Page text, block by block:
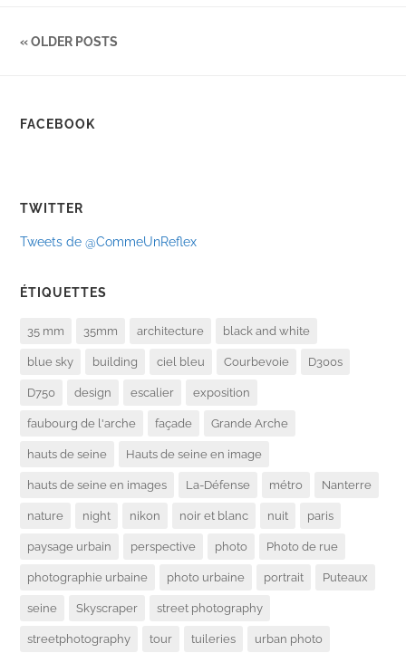
« OLDER POSTS
FACEBOOK
TWITTER
Tweets de @CommeUnReflex
ÉTIQUETTES
35 mm 35mm architecture black and white
blue sky building ciel bleu Courbevoie D300s
D750 design escalier exposition
faubourg de l'arche façade Grande Arche
hauts de seine Hauts de seine en image
hauts de seine en images La-Défense métro Nanterre
nature night nikon noir et blanc nuit paris
paysage urbain perspective photo Photo de rue
photographie urbaine photo urbaine portrait Puteaux
seine Skyscraper street photography
streetphotography tour tuileries urban photo